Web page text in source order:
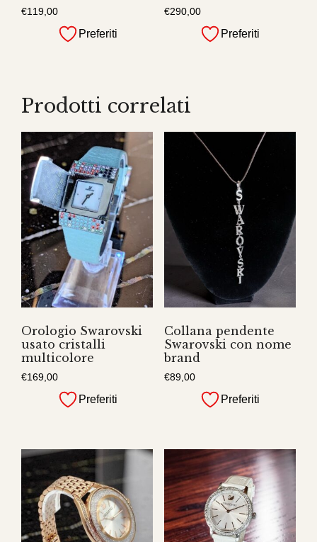
€119,00
Preferiti
€290,00
Preferiti
Prodotti correlati
Orologio Swarovski
usato cristalli
multicolore
€169,00
Preferiti
Collana pendente
Swarovski con nome
brand
€89,00
Preferiti